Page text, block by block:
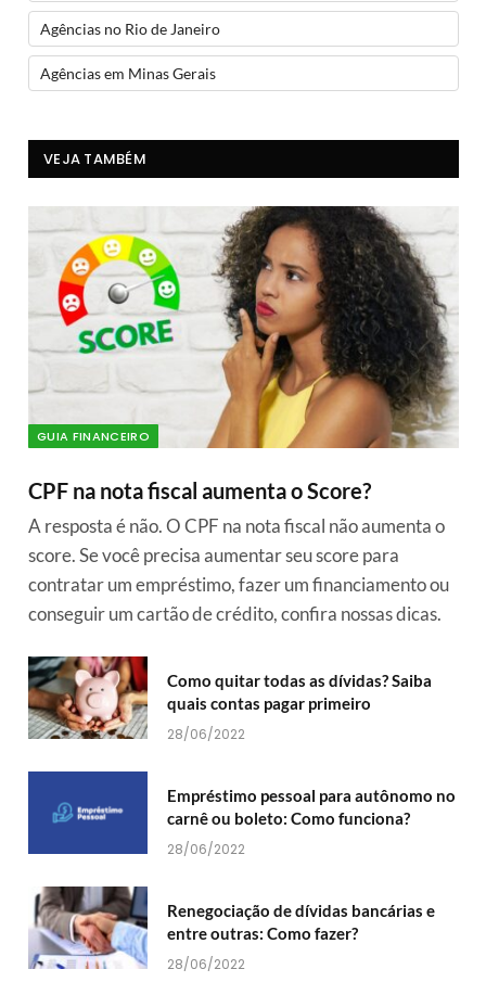
Agências no Rio de Janeiro
Agências em Minas Gerais
VEJA TAMBÉM
GUIA FINANCEIRO
CPF na nota fiscal aumenta o Score?
A resposta é não. O CPF na nota fiscal não aumenta o
score. Se você precisa aumentar seu score para
contratar um empréstimo, fazer um financiamento ou
conseguir um cartão de crédito, confira nossas dicas.
Como quitar todas as dívidas? Saiba
quais contas pagar primeiro
28/06/2022
Empréstimo pessoal para autônomo no
carnê ou boleto: Como funciona?
28/06/2022
Renegociação de dívidas bancárias e
entre outras: Como fazer?
28/06/2022